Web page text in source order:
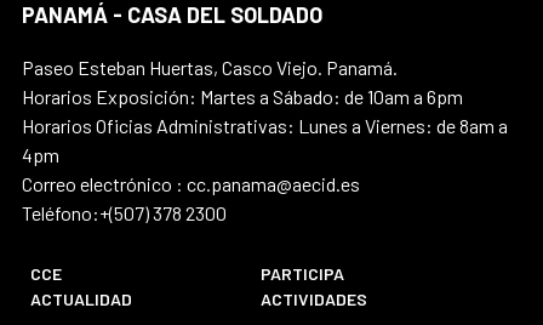
PANAMÁ - CASA DEL SOLDADO
Paseo Esteban Huertas, Casco Viejo. Panamá.
Horarios Exposición: Martes a Sábado: de 10am a 6pm
Horarios Oficias Administrativas: Lunes a Viernes: de 8am a
4pm
Correo electrónico : cc.panama@aecid.es
Teléfono:+(507) 378 2300
CCE
PARTICIPA
ACTUALIDAD
ACTIVIDADES